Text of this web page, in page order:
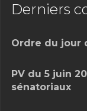
Derniers
Ordre du jour
PV du 5 juin
sénatoriaux